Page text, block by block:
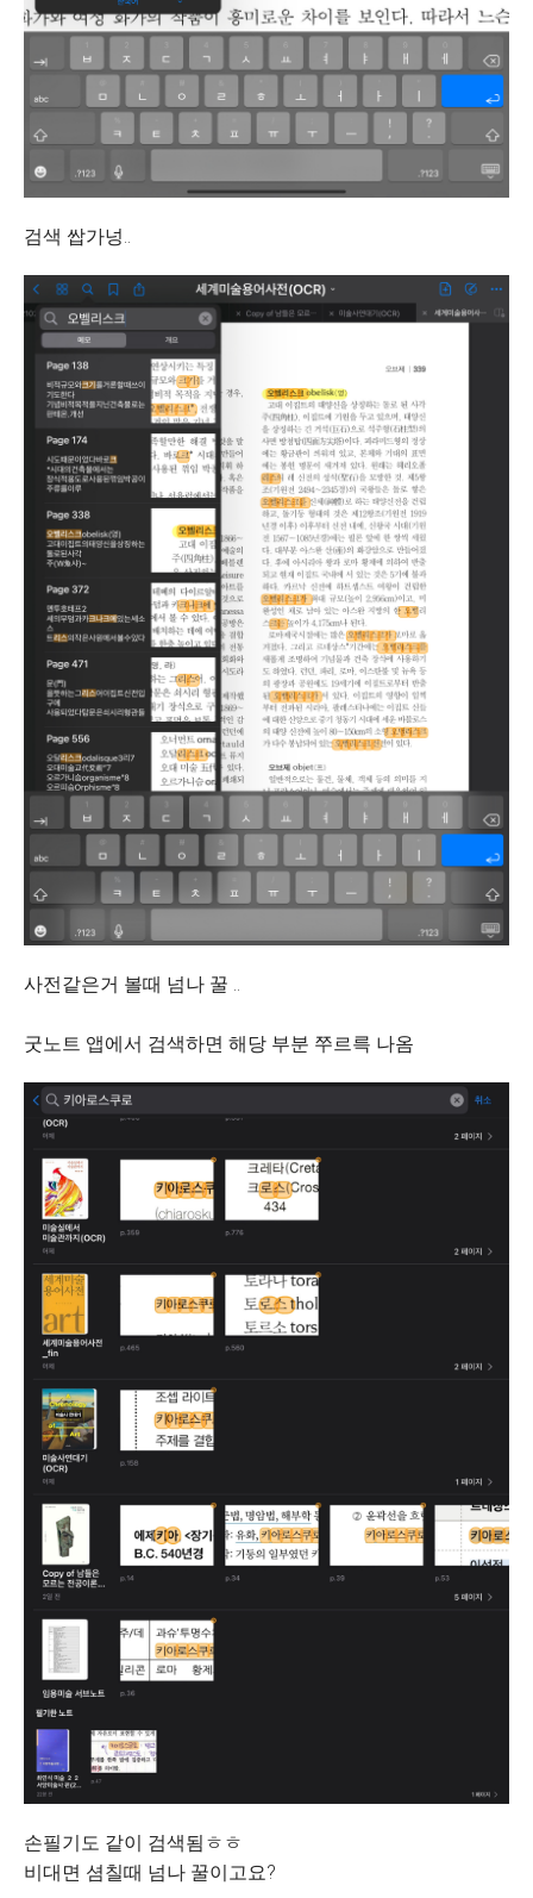
검색 쌉가넝..
사전같은거 볼때 넘나 꿀 ..
굿노트 앱에서 검색하면 해당 부분 쭈르륵 나옴
손필기도 같이 검색됨ㅎㅎ
비대면 셤칠때 넘나 꿀이고요?